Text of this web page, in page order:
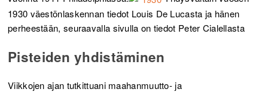
1930 väestönlaskennan tiedot Louis De Lucasta ja hänen
perheestään, seuraavalla sivulla on tiedot Peter Cialellasta
Pisteiden yhdistäminen
Viikkojen ajan tutkittuani maahanmuutto- ja